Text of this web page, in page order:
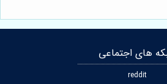
های اجتماعی
reddit